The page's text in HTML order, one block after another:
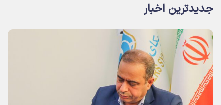
جدیدترین اخبار